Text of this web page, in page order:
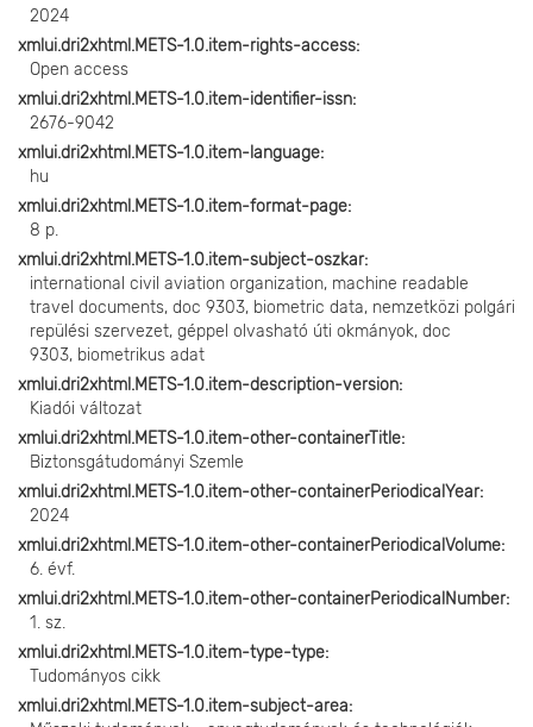
2024
xmlui.dri2xhtml.METS-1.0.item-rights-access
Open access
xmlui.dri2xhtml.METS-1.0.item-identifier-issn
2676-9042
xmlui.dri2xhtml.METS-1.0.item-language
hu
xmlui.dri2xhtml.METS-1.0.item-format-page
8 p.
xmlui.dri2xhtml.METS-1.0.item-subject-oszkar
international civil aviation organization, machine readable
travel documents, doc 9303, biometric data, nemzetközi polgári
repülési szervezet, géppel olvasható úti okmányok, doc
9303, biometrikus adat
xmlui.dri2xhtml.METS-1.0.item-description-version
Kiadói változat
xmlui.dri2xhtml.METS-1.0.item-other-containerTitle
Biztonsgátudományi Szemle
xmlui.dri2xhtml.METS-1.0.item-other-containerPeriodicalYear
2024
xmlui.dri2xhtml.METS-1.0.item-other-containerPeriodicalVolume
6. évf.
xmlui.dri2xhtml.METS-1.0.item-other-containerPeriodicalNumber
1. sz.
xmlui.dri2xhtml.METS-1.0.item-type-type
Tudományos cikk
xmlui.dri2xhtml.METS-1.0.item-subject-area